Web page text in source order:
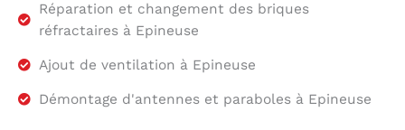
Réparation et changement des briques
réfractaires à Epineuse
Ajout de ventilation à Epineuse
Démontage d'antennes et paraboles à Epineuse